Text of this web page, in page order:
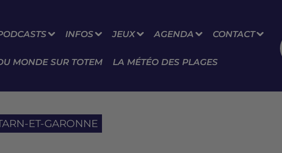
INFOS JEUX AGENDA CONTACT
MONDE SUR TOTEM LA MÉTÉO DES PLAGES
ET-GARONNE